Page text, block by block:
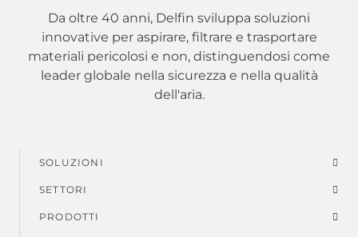
Da oltre 40 anni, Delfin sviluppa soluzioni
innovative per aspirare, filtrare e trasportare
materiali pericolosi e non, distinguendosi come
leader globale nella sicurezza e nella qualità
dell'aria.
Menu
di
SOLUZIONI
SETTORI
PRODOTTI